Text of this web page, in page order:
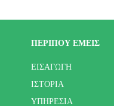
ΠΕΡΊΠΟΥ ΕΜΕΊΣ
ΕΙΣΑΓΩΓΉ
ΙΣΤΟΡΊΑ
ΥΠΗΡΕΣΊΑ